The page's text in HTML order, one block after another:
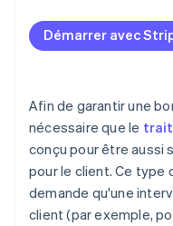
Démarrer avec
Afin de garantir une
nécessaire que le
conçu pour être aussi
pour le client. Ce type
demande qu'une
client (par exemple,